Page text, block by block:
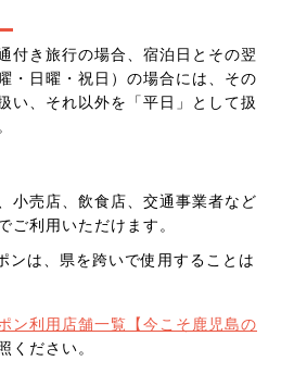
付き旅行の場合、宿泊日とその翌
・日曜・祝日）の場合には、その
い、それ以外を「平日」として扱
小売店、飲食店、交通事業者など
ご利用いただけます。
ンは、県を跨いで使用することは
ン利用店舗一覧【今こそ鹿児島の
ください。